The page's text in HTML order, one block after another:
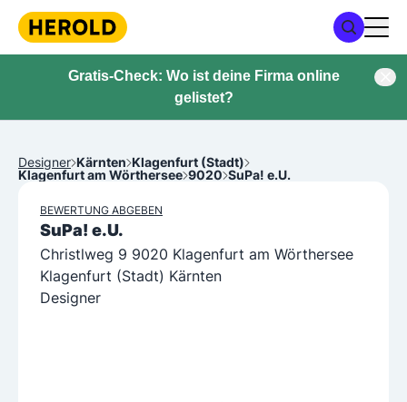
Gratis-Check: Wo ist deine Firma online
gelistet?
Designer Kärnten Klagenfurt (Stadt)
Klagenfurt am Wörthersee 9020 SuPa! e.U.
BEWERTUNG ABGEBEN
SuPa! e.U.
Christlweg 9 9020 Klagenfurt am Wörthersee
Klagenfurt (Stadt) Kärnten
Designer